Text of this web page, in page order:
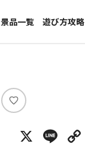
景品一覧
新着景品
メーカー一覧
遊び方攻略
い
ね
X Line